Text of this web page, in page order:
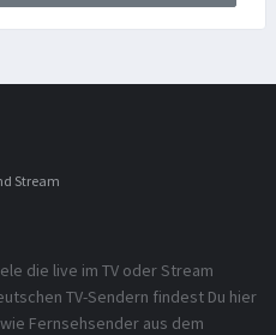
Stream
die live im TV oder Stream
TV-Sendern findest Du hier
Fernsehsender aus dem